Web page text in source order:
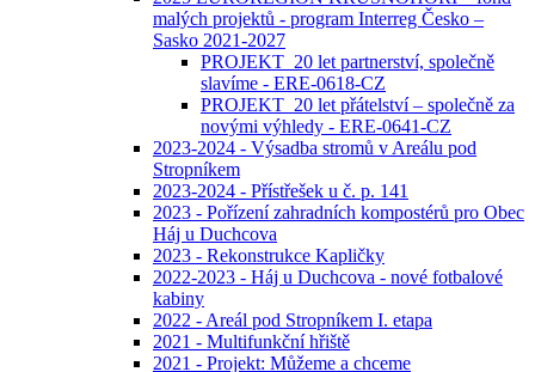
malých projektů - program Interreg Česko –
Sasko 2021-2027
PROJEKT_20 let partnerství, společně
slavíme - ERE-0618-CZ
PROJEKT_20 let přátelství – společně za
novými výhledy - ERE-0641-CZ
2023-2024 - Výsadba stromů v Areálu pod
Stropníkem
2023-2024 - Přístřešek u č. p. 141
2023 - Pořízení zahradních kompostérů pro Obec
Háj u Duchcova
2023 - Rekonstrukce Kapličky
2022-2023 - Háj u Duchcova - nové fotbalové
kabiny
2022 - Areál pod Stropníkem I. etapa
2021 - Multifunkční hřiště
2021 - Projekt: Můžeme a chceme